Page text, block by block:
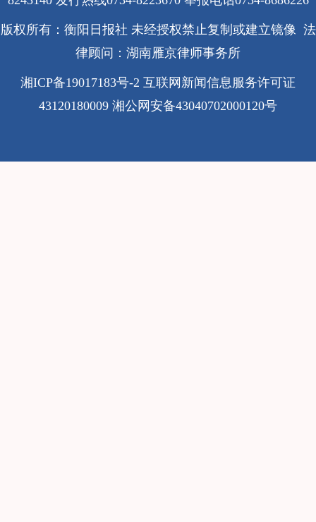
版权所有：衡阳日报社 未经授权禁止复制或建立镜像 法
律顾问：湖南雁京律师事务所
湘ICP备19017183号-2 互联网新闻信息服务许可证
43120180009 湘公网安备43040702000120号